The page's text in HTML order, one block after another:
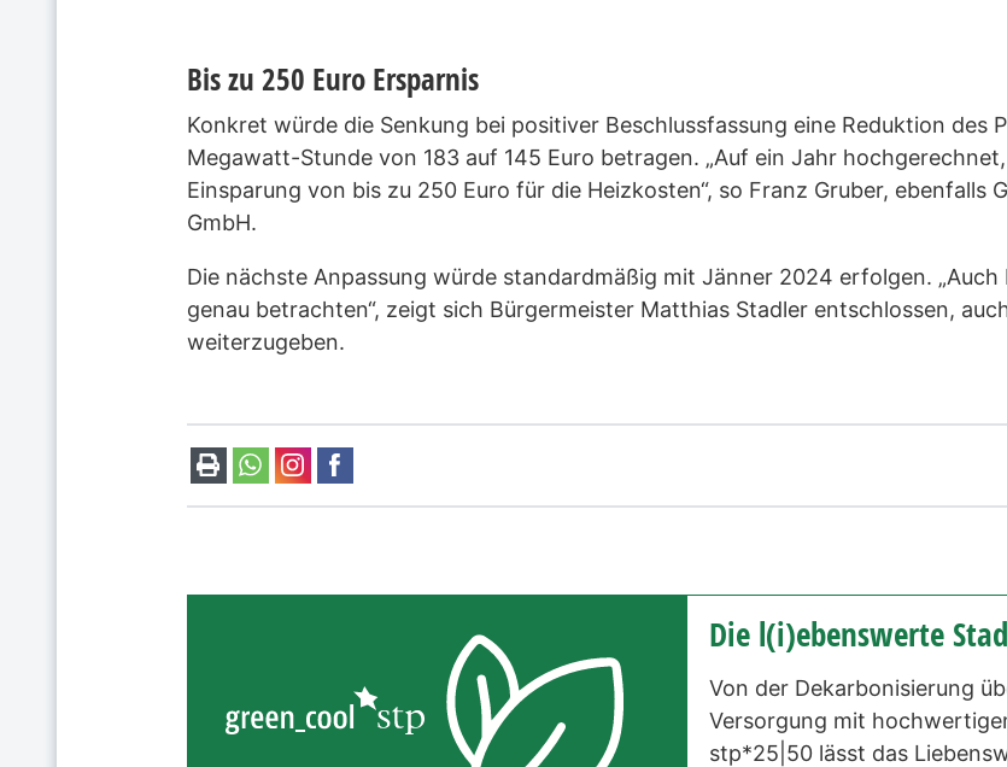
Bis zu 250 Euro Ersparnis
Konkret würde die Senkung bei positiver Beschlussfassung eine Reduktion des
Megawatt-Stunde von 183 auf 145 Euro betragen. „Auf ein Jahr
Einsparung von bis zu 250 Euro für die Heizkosten“, so Franz Gruber, ebenfalls
GmbH.
Die nächste Anpassung würde standardmäßig mit Jänner 2024 erfolgen.
genau betrachten“, zeigt sich Bürgermeister Matthias Stadler entschlossen,
weiterzugeben.
Die l(i)ebenswerte
Von der Dekarbonisierung
Versorgung mit
stp*25|50 lässt das